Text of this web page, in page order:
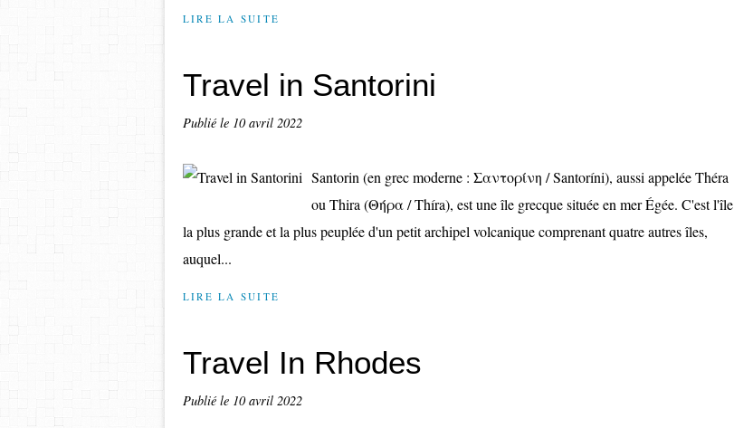
LIRE LA SUITE
Travel in Santorini
Publié le 10 avril 2022
Santorin (en grec moderne : Σαντορίνη / Santoríni), aussi appelée Théra
ou Thira (Θήρα / Thíra), est une île grecque située en mer Égée. C'est l'île
la plus grande et la plus peuplée d'un petit archipel volcanique comprenant quatre autres îles,
auquel...
LIRE LA SUITE
Travel In Rhodes
Publié le 10 avril 2022